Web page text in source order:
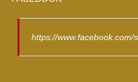
https://www.facebook.com/